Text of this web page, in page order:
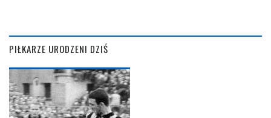
PIŁKARZE URODZENI DZIŚ